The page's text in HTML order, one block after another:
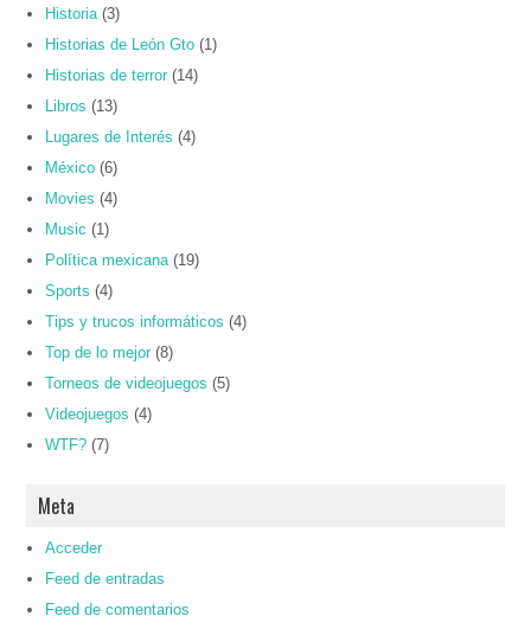
Historia (3)
Historias de León Gto (1)
Historias de terror (14)
Libros (13)
Lugares de Interés (4)
México (6)
Movies (4)
Music (1)
Política mexicana (19)
Sports (4)
Tips y trucos informáticos (4)
Top de lo mejor (8)
Torneos de videojuegos (5)
Videojuegos (4)
WTF? (7)
Meta
Acceder
Feed de entradas
Feed de comentarios